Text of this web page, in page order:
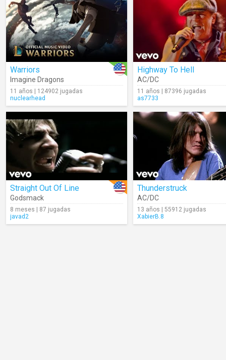
Warriors
Imagine Dragons
11 años | 124902 jugadas
nuclearhead
Highway To Hell
AC/DC
11 años | 87396 jugadas
as7733
Straight Out Of Line
Godsmack
8 meses | 87 jugadas
javad2
Thunderstruck
AC/DC
13 años | 55912 jugadas
XabierB.8